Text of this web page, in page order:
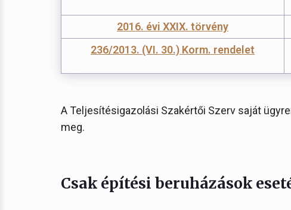
2016. évi XXIX. törvény
236/2013. (VI. 30.) Korm. rendelet
A Teljesítésigazolási Szakértői Szerv saját
meg.
Csak építési beruházások